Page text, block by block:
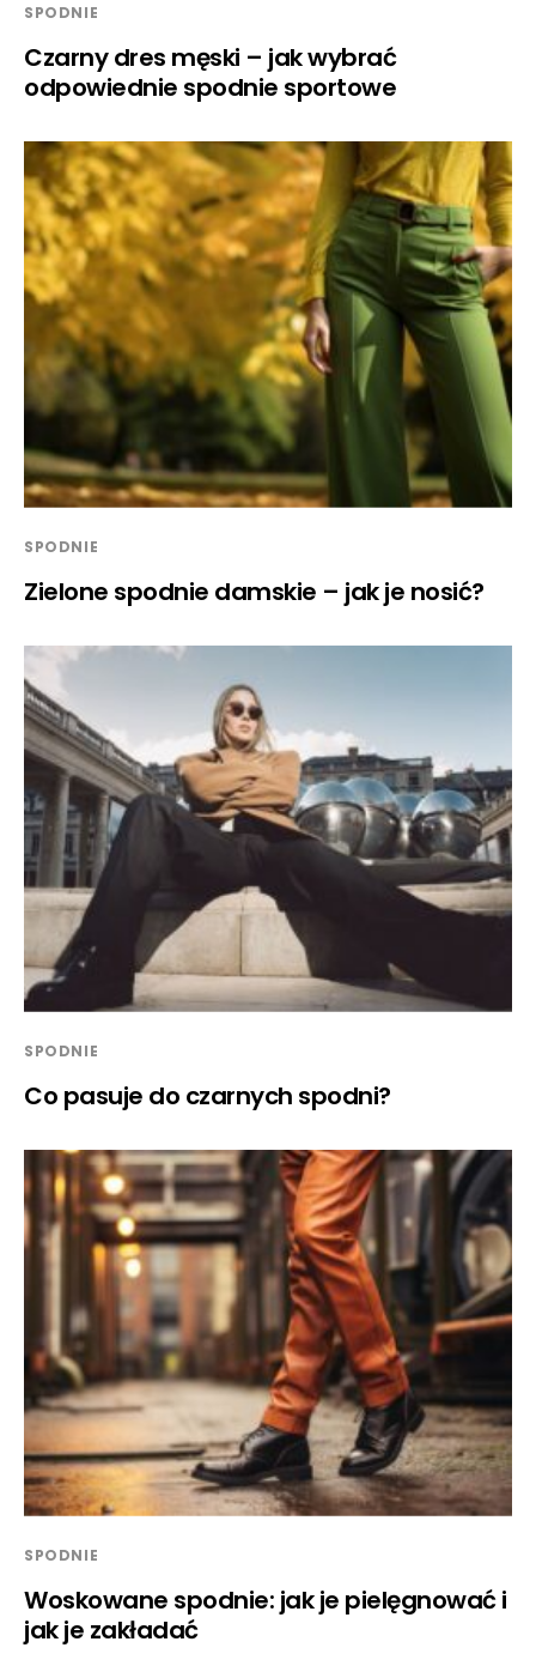
SPODNIE
Czarny dres męski – jak wybrać
odpowiednie spodnie sportowe
SPODNIE
Zielone spodnie damskie – jak je nosić?
SPODNIE
Co pasuje do czarnych spodni?
SPODNIE
Woskowane spodnie: jak je pielęgnować i
jak je zakładać